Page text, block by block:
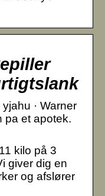
· Warner
pa et apotek.
kilo på 3
giver dig en
og afslører